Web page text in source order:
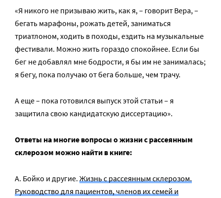
«Я никого не призываю жить, как я, – говорит Вера, –
бегать марафоны, рожать детей, заниматься
триатлоном, ходить в походы, ездить на музыкальные
фестивали. Можно жить гораздо спокойнее. Если бы
бег не добавлял мне бодрости, я бы им не занималась;
я бегу, пока получаю от бега больше, чем трачу.
А еще – пока готовился выпуск этой статьи – я
защитила свою кандидатскую диссертацию».
Ответы на многие вопросы о жизни с рассеянным
склерозом можно найти в книге:
А. Бойко и другие. Жизнь с рассеянным склерозом.
Руководство для пациентов, членов их семей и